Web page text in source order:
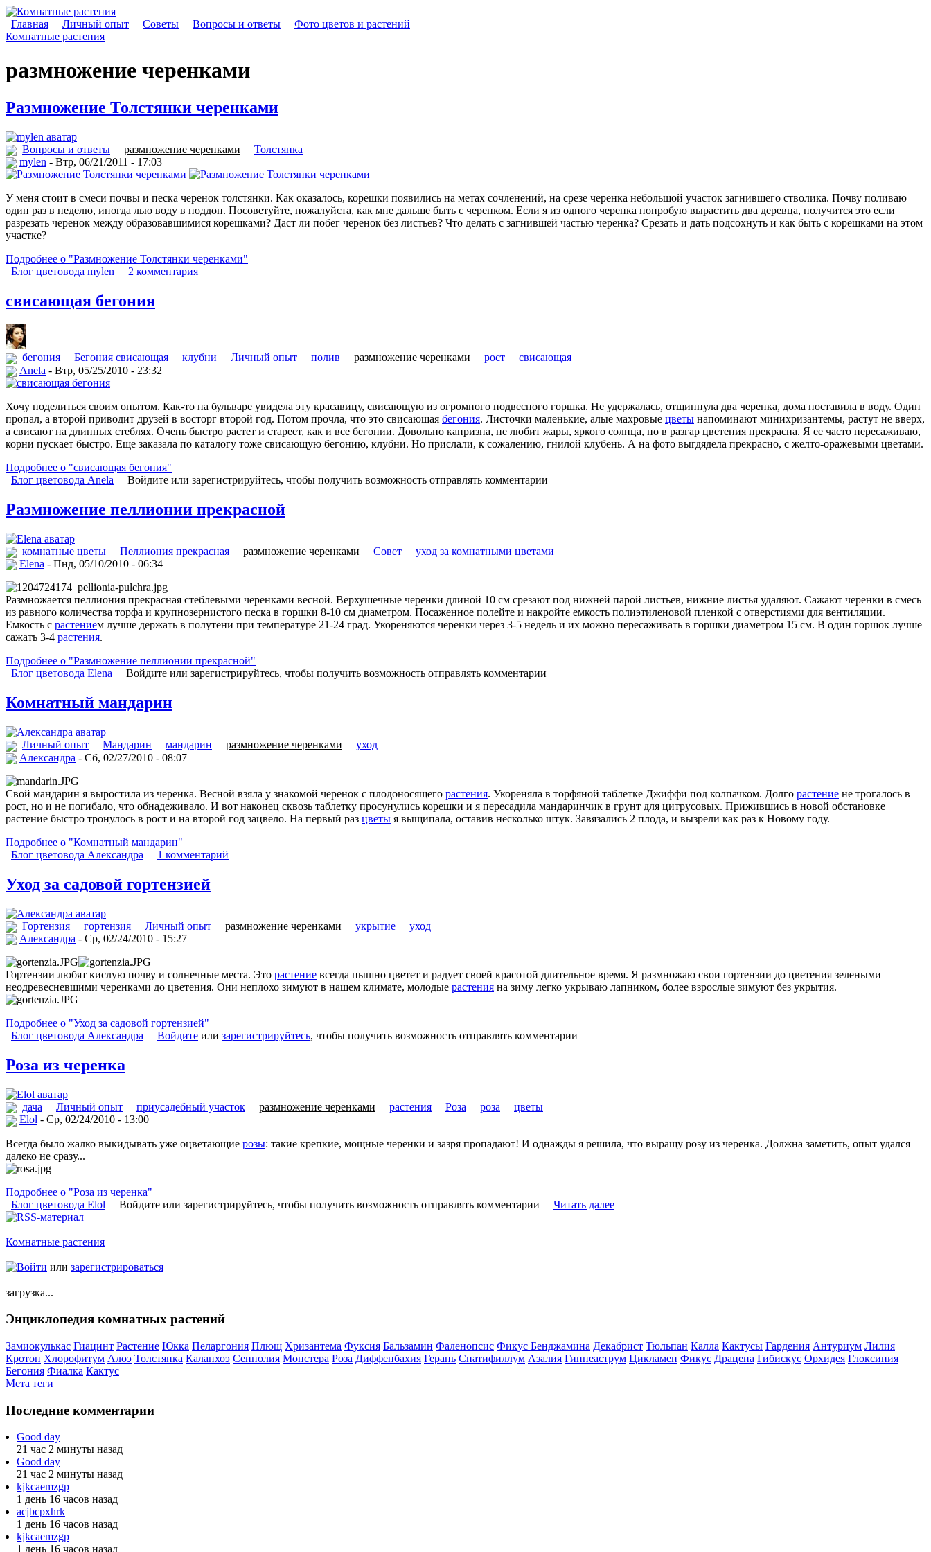
Главная Личный опыт Советы Вопросы и ответы
Фото цветов и растений
Комнатные растения
размножение черенками
Размножение Толстянки черенками
Вопросы и ответы размножение черенками
Толстянка
mylen - Втр, 06/21/2011 - 17:03
У меня стоит в смеси почвы и песка черенок толстянки. Как оказалось, корешки появились на метах сочленений, на срезе черенка небольшой участок загнившего стволика. Почву поливаю
один раз в неделю, иногда лью воду в поддон. Посоветуйте, пожалуйста, как мне дальше быть с черенком. Если я из одного черенка попробую вырастить два деревца, получится это если
разрезать черенок между образовавшимися корешками? Даст ли побег черенок без листьев? Что делать с загнившей частью черенка? Срезать и дать подсохнуть и как быть с корешками на этом
участке?
Подробнее о "Размножение Толстянки черенками"
Блог цветовода mylen
2 комментария
свисающая бегония
бегония Бегония свисающая клубни Личный опыт полив размножение черенками рост
свисающая
Anela - Втр, 05/25/2010 - 23:32
Хочу поделиться своим опытом. Как-то на бульваре увидела эту красавицу, свисающую из огромного подвесного горшка. Не удержалась, отщипнула два черенка, дома поставила в воду. Один
пропал, а второй приводит друзей в восторг второй год. Потом прочла, что это свисающая бегония. Листочки маленькие, алые махровые цветы напоминают минихризантемы, растут не вверх,
а свисают на длинных стеблях. Очень быстро растет и стареет, как и все бегонии. Довольно капризна, не любит жары, яркого солнца, но в разгар цветения прекрасна. Я ее часто пересаживаю,
корни пускает быстро. Еще заказала по каталогу тоже свисающую бегонию, клубни. Но прислали, к сожалению, гнилой клубень. А на фото выгдядела прекрасно, с желто-оражевыми цветами.
Подробнее о "свисающая бегония"
Блог цветовода Anela
Войдите или зарегистрируйтесь, чтобы получить возможность отправлять комментарии
Размножение пеллионии прекрасной
комнатные цветы Пеллиония прекрасная размножение черенками Совет
уход за комнатными цветами
Elena - Пнд, 05/10/2010 - 06:34
Размножается пеллиония прекрасная стеблевыми черенками весной. Верхушечные черенки длиной 10 см срезают под нижней парой листьев, нижние листья удаляют. Сажают черенки в смесь
из равного количества торфа и крупнозернистого песка в горшки 8-10 см диаметром. Посаженное полейте и накройте емкость полиэтиленовой пленкой с отверстиями для вентиляции.
Емкость с растением лучше держать в полутени при температуре 21-24 град. Укореняются черенки через 3-5 недель и их можно пересаживать в горшки диаметром 15 см. В один горшок лучше
сажать 3-4 растения.
Подробнее о "Размножение пеллионии прекрасной"
Блог цветовода Elena
Войдите или зарегистрируйтесь, чтобы получить возможность отправлять комментарии
Комнатный мандарин
Личный опыт Мандарин мандарин размножение черенками
уход
Александра - Сб, 02/27/2010 - 08:07
Свой мандарин я выростила из черенка. Весной взяла у знакомой черенок с плодоносящего растения. Укореняла в торфяной таблетке Джиффи под колпачком. Долго растение не трогалось в
рост, но и не погибало, что обнадеживало. И вот наконец сквозь таблетку просунулись корешки и я пересадила мандаринчик в грунт для цитрусовых. Прижившись в новой обстановке
растение быстро тронулось в рост и на второй год зацвело. На первый раз цветы я выщипала, оставив несколько штук. Завязались 2 плода, и вызрели как раз к Новому году.
Подробнее о "Комнатный мандарин"
Блог цветовода Александра
1 комментарий
Уход за садовой гортензией
Гортензия гортензия Личный опыт размножение черенками укрытие
уход
Александра - Ср, 02/24/2010 - 15:27
Гортензии любят кислую почву и солнечные места. Это растение всегда пышно цветет и радует своей красотой длительное время. Я размножаю свои гортензии до цветения зелеными
неодревесневшими черенками до цветения. Они неплохо зимуют в нашем климате, молодые растения на зиму легко укрываю лапником, более взрослые зимуют без укрытия.
Подробнее о "Уход за садовой гортензией"
Блог цветовода Александра
Войдите или зарегистрируйтесь, чтобы получить возможность отправлять комментарии
Роза из черенка
дача Личный опыт приусадебный участок размножение черенками растения Роза роза
цветы
Elol - Ср, 02/24/2010 - 13:00
Всегда было жалко выкидывать уже оцветающие розы: такие крепкие, мощные черенки и зазря пропадают! И однажды я решила, что выращу розу из черенка. Должна заметить, опыт удался
далеко не сразу...
Подробнее о "Роза из черенка"
Блог цветовода Elol
Войдите или зарегистрируйтесь, чтобы получить возможность отправлять комментарии Читать далее
Комнатные растения
Войти или зарегистрироваться
загрузка...
Энциклопедия комнатных растений
Замиокулькас Гиацинт Растение Юкка Пеларгония Плющ Хризантема Фуксия Бальзамин Фаленопсис Фикус Бенджамина Декабрист Тюльпан Калла Кактусы Гардения Антуриум Лилия
Кротон Хлорофитум Алоэ Толстянка Каланхоэ Сенполия Монстера Роза Диффенбахия Герань Спатифиллум Азалия Гиппеаструм Цикламен Фикус Драцена Гибискус Орхидея Глоксиния
Бегония Фиалка Кактус
Мета теги
Последние комментарии
Good day
21 час 2 минуты назад
Good day
21 час 2 минуты назад
kjkcaemzgp
1 день 16 часов назад
acjbcpxhrk
1 день 16 часов назад
kjkcaemzgp
1 день 16 часов назад